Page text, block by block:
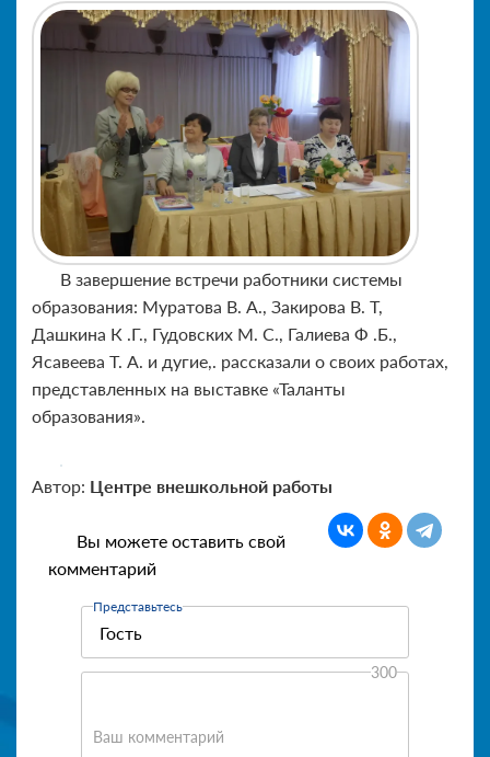
В завершение встречи работники системы
образования: Муратова В. А., Закирова В. Т,
Дашкина К .Г., Гудовских М. С., Галиева Ф .Б.,
Ясавеева Т. А. и дугие,. рассказали о своих работах,
представленных на выставке «Таланты
образования».
Автор: Центре внешкольной работы
Вы можете оставить свой
комментарий
Представьтесь
Ваш комментарий
300